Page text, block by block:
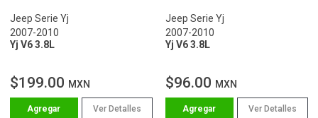
Jeep Serie Yj
2007-2010
Yj V6 3.8L
$199.00 MXN
Ver Detalles
Jeep Serie Yj
2007-2010
Yj V6 3.8L
$96.00 MXN
Ver Detalles